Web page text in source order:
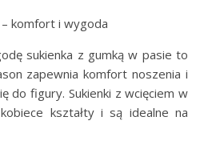
– komfort i wygoda
sukienka z gumką w pasie to
zapewnia komfort noszenia i
do figury. Sukienki z wcięciem w
kształty i są idealne na